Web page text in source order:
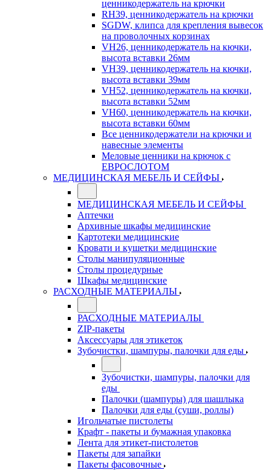
ценникодержатель на крючки
RH39, ценникодержатель на крючки
SGDW, клипса для крепления вывесок
на проволочных корзинах
VH26, ценникодержатель на кючки,
высота вставки 26мм
VH39, ценникодержатель на кючки,
высота вставки 39мм
VH52, ценникодержатель на кючки,
высота вставки 52мм
VH60, ценникодержатель на кючки,
высота вставки 60мм
Все ценникодержатели на крючки и
навесные элементы
Меловые ценники на крючок с
ЕВРОСЛОТОМ
МЕДИЦИНСКАЯ МЕБЕЛЬ И СЕЙФЫ
МЕДИЦИНСКАЯ МЕБЕЛЬ И СЕЙФЫ
Аптечки
Архивные шкафы медицинские
Картотеки медицинские
Кровати и кушетки медицинские
Столы манипуляционные
Столы процедурные
Шкафы медицинские
РАСХОДНЫЕ МАТЕРИАЛЫ
РАСХОДНЫЕ МАТЕРИАЛЫ
ZIP-пакеты
Аксессуары для этикеток
Зубочистки, шампуры, палочки для еды
Зубочистки, шампуры, палочки для
еды
Палочки (шампуры) для шашлыка
Палочки для еды (суши, роллы)
Игольчатые пистолеты
Крафт - пакеты и бумажная упаковка
Лента для этикет-пистолетов
Пакеты для запайки
Пакеты фасовочные